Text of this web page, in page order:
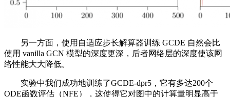
另一方面，使用自适应步长解算器训练 GCDE 自然会比
使用 vanilla GCN 模型的深度更深，后者网络层的深度使该网
络性能大大降低。
实验中我们成功地训练了GCDE-dpr5，它有多达200个
ODE函数评估（NFE），这使得它对图中的计算量明显高于